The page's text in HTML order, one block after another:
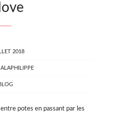
2018
potes en passant par les